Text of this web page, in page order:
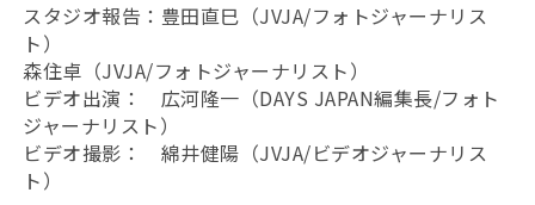
スタジオ報告：豊田直巳（JVJA/フォトジャーナリス
ト）
森住卓（JVJA/フォトジャーナリスト）
ビデオ出演： 広河隆一（DAYS JAPAN編集長/フォト
ジャーナリスト）
ビデオ撮影： 綿井健陽（JVJA/ビデオジャーナリス
ト）